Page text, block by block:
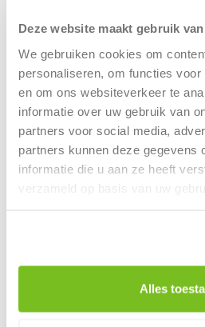
Deze website maakt gebruik
We gebruiken cookies om
personaliseren, om functies
en om ons websiteverkeer te
informatie over uw gebruik van
partners voor social media,
partners kunnen deze gegevens
informatie die u aan ze heeft
verzameld op basis van uw
Alles
Container huren als
Dichtstbijzijnde
Renewi Zoetermeer
(Bereikbaar tijdens kantooruren)